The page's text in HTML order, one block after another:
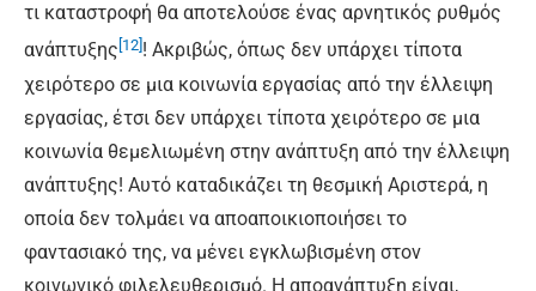
τι καταστροφή θα αποτελούσε ένας αρνητικός ρυθμός
ανάπτυξης [12]! Ακριβώς, όπως δεν υπάρχει τίποτα
χειρότερο σε μια κοινωνία εργασίας από την έλλειψη
εργασίας, έτσι δεν υπάρχει τίποτα χειρότερο σε μια
κοινωνία θεμελιωμένη στην ανάπτυξη από την έλλειψη
ανάπτυξης! Αυτό καταδικάζει τη θεσμική Αριστερά, η
οποία δεν τολμάει να αποαποικιοποιήσει το
φαντασιακό της, να μένει εγκλωβισμένη στον
κοινωνικό φιλελευθερισμό. Η αποανάπτυξη είναι,